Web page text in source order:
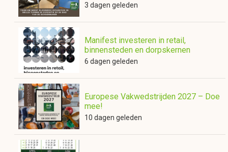
3 dagen geleden
Manifest investeren in retail,
binnensteden en dorpskernen
6 dagen geleden
Europese Vakwedstrijden 2027 – Doe
mee!
10 dagen geleden